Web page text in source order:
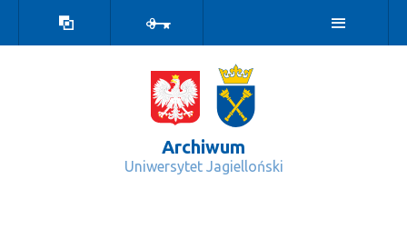
kontrastowa
Archiwum
Uniwersytet Jagielloński